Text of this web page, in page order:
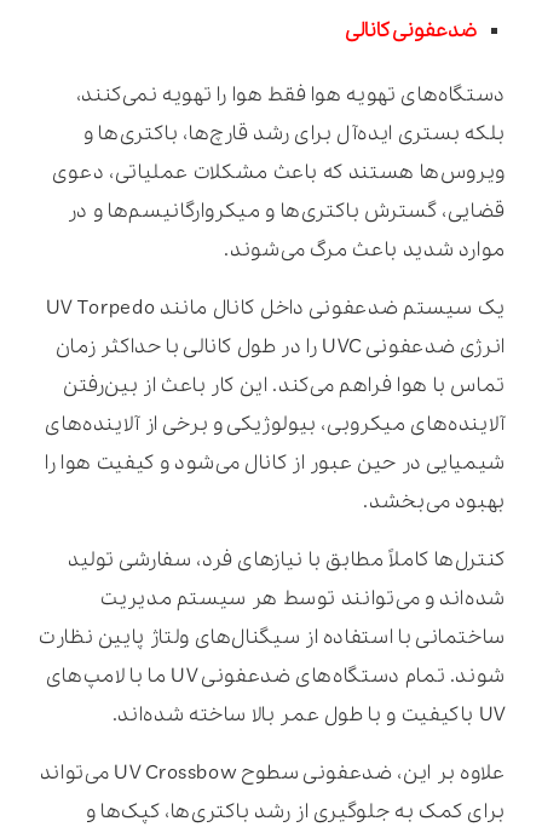
ضدعفونی کانالی
دستگاه‌های تهویه هوا فقط هوا را تهویه نمی‌کنند،
بلکه بستری ایده‌آل برای رشد قارچ‌ها، باکتری‌ها و
ویروس‌ها هستند که باعث مشکلات عملیاتی، دعوی
قضایی، گسترش باکتری‌ها و میکروارگانیسم‌ها و در
موارد شدید باعث مرگ می‌شوند.
یک سیستم ضدعفونی داخل کانال مانند UV Torpedo
انرژی ضدعفونی UVC را در طول کانالی با حداکثر زمان
تماس با هوا فراهم می‌کند. این کار باعث از بین‌رفتن
آلاینده‌های میکروبی، بیولوژیکی و برخی از آلاینده‌های
شیمیایی در حین عبور از کانال می‌شود و کیفیت هوا را
بهبود می‌بخشد.
کنترل‌ها کاملاً مطابق با نیازهای فرد، سفارشی تولید
شده‌اند و می‌توانند توسط هر سیستم مدیریت
ساختمانی با استفاده از سیگنال‌های ولتاژ پایین نظارت
شوند. تمام دستگاه‌های ضدعفونی UV ما با لامپ‌های
UV باکیفیت و با طول عمر بالا ساخته شده‌اند.
علاوه بر این، ضدعفونی سطوح UV Crossbow می‌تواند
برای کمک به جلوگیری از رشد باکتری‌ها، کپک‌ها و